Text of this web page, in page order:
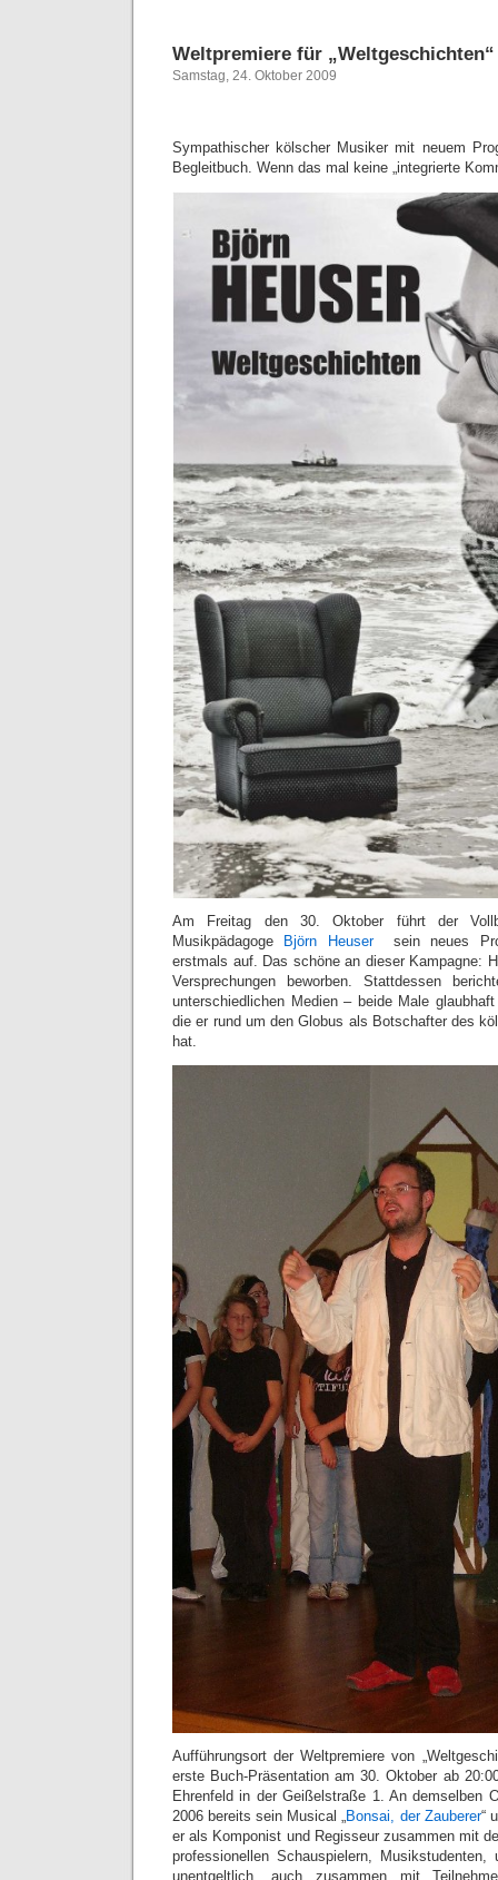
Weltpremiere für „Weltgeschichten“
Samstag, 24. Oktober 2009
Sympathischer kölscher Musiker mit neuem
Begleitbuch. Wenn das mal keine „integrierte
Am Freitag den 30. Oktober führt der
Musikpädagoge
Björn Heusersein neues
erstmals auf. Das schöne an dieser Kampagne:
Versprechungen beworben. Stattdessen
unterschiedlichen Medien – beide Male
die er rund um den Globus als Botschafter des
hat.
Aufführungsort der Weltpremiere von
erste Buch-Präsentation am 30. Oktober ab
Ehrenfeld in der Geißelstraße 1. An demselben
2006 bereits sein Musical „Bonsai, der Zauberer“
er als Komponist und Regisseur zusammen mit
professionellen Schauspielern, Musikstudenten,
unentgeltlich, auch zusammen mit